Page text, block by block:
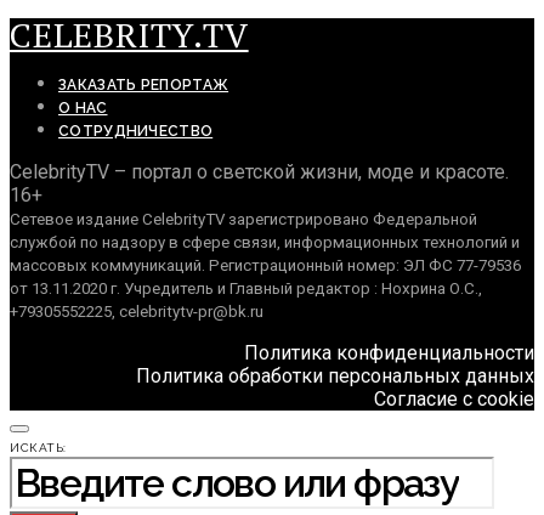
CELEBRITY.TV
ЗАКАЗАТЬ РЕПОРТАЖ
О НАС
СОТРУДНИЧЕСТВО
CelebrityTV – портал о светской жизни, моде и красоте.
16+
Сетевое издание CelebrityTV зарегистрировано Федеральной
службой по надзору в сфере связи, информационных технологий и
массовых коммуникаций. Регистрационный номер: ЭЛ ФС 77-79536
от 13.11.2020 г. Учредитель и Главный редактор : Нохрина О.С.,
+79305552225, celebritytv-pr@bk.ru
Политика конфиденциальности
Политика обработки персональных данных
Согласие с cookie
ИСКАТЬ: